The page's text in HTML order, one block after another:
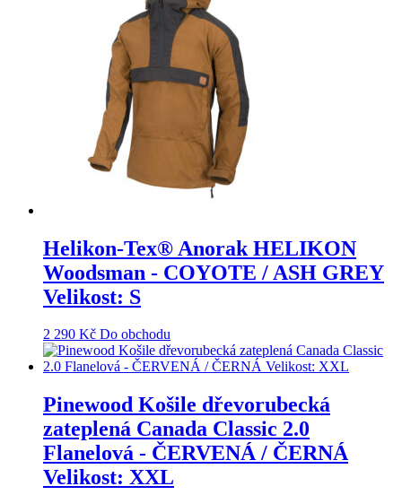
Helikon-Tex® Anorak HELIKON
Woodsman - COYOTE / ASH GREY
Velikost: S
2 290 Kč Do obchodu
Pinewood Košile dřevorubecká
zateplená Canada Classic 2.0
Flanelová - ČERVENÁ / ČERNÁ
Velikost: XXL